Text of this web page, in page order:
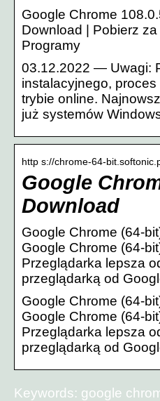
Google Chrome
Download | Pobierz
Programy
03.12.2022 — Uwagi:
instalacyjnego,
trybie online.
już systemów
http s://chrome-64-
Google
Download
Google Chrome (64-
Google Chrome (64-
Przeglądarka lepsza
przeglądarką od
Google Chrome (64-
Google Chrome (64-
Przeglądarka lepsza
przeglądarką od
Keywords: google